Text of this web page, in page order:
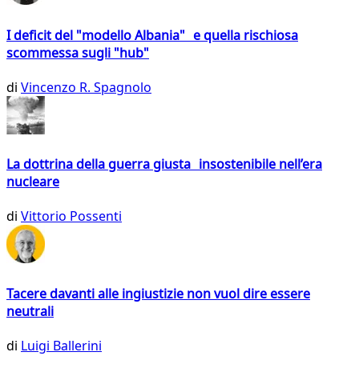
I deficit del "modello Albania" e quella rischiosa
scommessa sugli "hub"
di Vincenzo R. Spagnolo
La dottrina della guerra giusta insostenibile nell’era
nucleare
di Vittorio Possenti
Tacere davanti alle ingiustizie non vuol dire essere
neutrali
di Luigi Ballerini